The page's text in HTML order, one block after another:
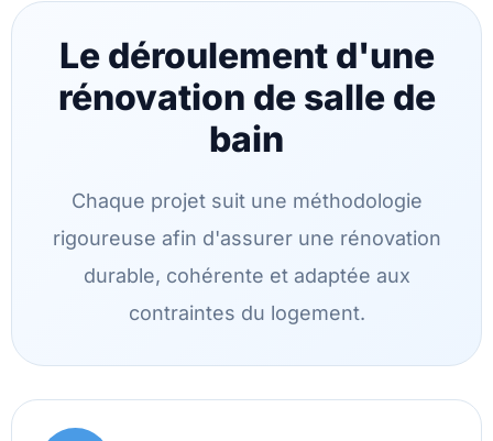
Le déroulement d'une
rénovation de salle de
bain
Chaque projet suit une méthodologie
rigoureuse afin d'assurer une rénovation
durable, cohérente et adaptée aux
contraintes du logement.